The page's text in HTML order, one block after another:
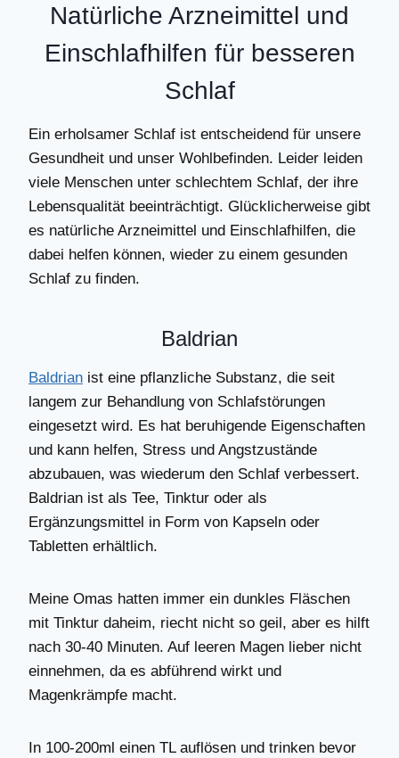
Natürliche Arzneimittel und
Einschlafhilfen für besseren
Schlaf
Ein erholsamer Schlaf ist entscheidend für unsere
Gesundheit und unser Wohlbefinden. Leider leiden
viele Menschen unter schlechtem Schlaf, der ihre
Lebensqualität beeinträchtigt. Glücklicherweise gibt
es natürliche Arzneimittel und Einschlafhilfen, die
dabei helfen können, wieder zu einem gesunden
Schlaf zu finden.
Baldrian
Baldrian ist eine pflanzliche Substanz, die seit
langem zur Behandlung von Schlafstörungen
eingesetzt wird. Es hat beruhigende Eigenschaften
und kann helfen, Stress und Angstzustände
abzubauen, was wiederum den Schlaf verbessert.
Baldrian ist als Tee, Tinktur oder als
Ergänzungsmittel in Form von Kapseln oder
Tabletten erhältlich.
Meine Omas hatten immer ein dunkles Fläschen
mit Tinktur daheim, riecht nicht so geil, aber es hilft
nach 30-40 Minuten. Auf leeren Magen lieber nicht
einnehmen, da es abführend wirkt und
Magenkrämpfe macht.
In 100-200ml einen TL auflösen und trinken bevor